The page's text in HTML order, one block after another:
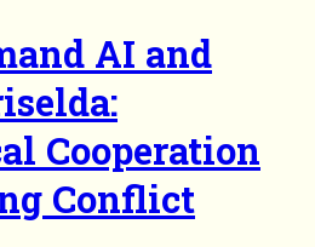
AI and
Cooperation
Conflict